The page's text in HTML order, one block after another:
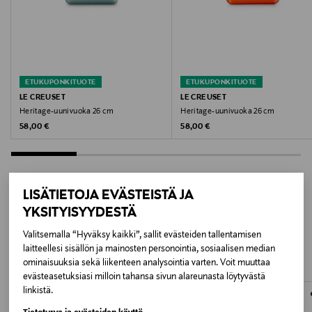
LISÄTIETOJA EVÄSTEISTÄ JA
YKSITYISYYDESTÄ
Valitsemalla “Hyväksy kaikki”, sallit evästeiden tallentamisen
laitteellesi sisällön ja mainosten personointia, sosiaalisen median
ominaisuuksia sekä liikenteen analysointia varten. Voit muuttaa
evästeasetuksiasi milloin tahansa sivun alareunasta löytyvästä
linkistä.
Anna tuotteen jäähtyä huoneenlämpöiseksi ennen
puukahva.
Elinikäinen takuu
Väri
WHITE
Koko
ETUKUPONKITUOTE
LE CREUSET
Heritage-uunivuoka 26 cm
Original Price
58,00 €
ETUKUPONKITUOTE
LE CREUSET
Heritage-uunivuoka 26 cm
Original Price
58,00 €
LISÄÄ KIINNOSTAVIA
TUOTTEITA